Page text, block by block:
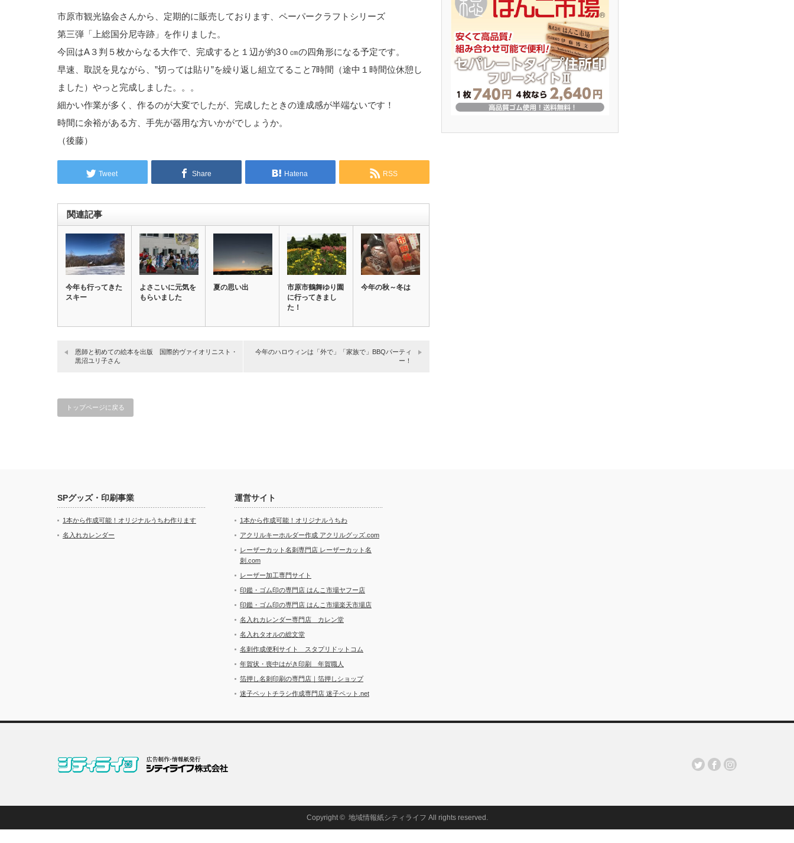
市原市観光協会さんから、定期的に販売しております、ペーパークラフトシリーズ
第三弾「上総国分尼寺跡」を作りました。
今回はA３判５枚からなる大作で、完成すると１辺が約3０㎝の四角形になる予定です。
早速、取説を見ながら、”切っては貼り”を繰り返し組立てること7時間（途中１時間位休憩し
ました）やっと完成しました。。。
細かい作業が多く、作るのが大変でしたが、完成したときの達成感が半端ないです！
時間に余裕がある方、手先が器用な方いかがでしょうか。
（後藤）
Tweet Share Hatena RSS
関連記事
今年も行ってきた
スキー
よさこいに元気を
もらいました
夏の思い出
市原市鶴舞ゆり園
に行ってきまし
た！
今年の秋～冬は
恩師と初めての絵本を出版 国際的ヴァイオリニスト・
黒沼ユリ子さん
今年のハロウィンは「外で」「家族で」BBQパーティ
ー！
トップページに戻る
SPグッズ・印刷事業
1本から作成可能！オリジナルうちわ作ります
名入れカレンダー
運営サイト
1本から作成可能！オリジナルうちわ
アクリルキーホルダー作成 アクリルグッズ.com
レーザーカット名刺専門店 レーザーカット名
刺.com
レーザー加工専門サイト
印鑑・ゴム印の専門店 はんこ市場ヤフー店
印鑑・ゴム印の専門店 はんこ市場楽天市場店
名入れカレンダー専門店 カレン堂
名入れタオルの総文堂
名刺作成便利サイト スタプリドットコム
年賀状・喪中はがき印刷 年賀職人
箔押し名刺印刷の専門店｜箔押しショップ
迷子ペットチラシ作成専門店 迷子ペット.net
Copyright © 地域情報紙シティライフ All rights reserved.